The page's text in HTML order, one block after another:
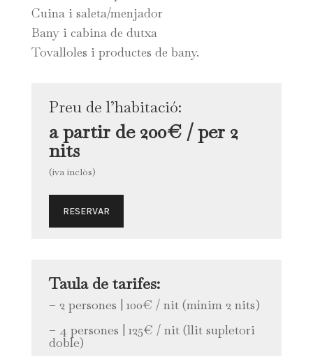
Cuina i saleta/menjador
Bany i cabina de dutxa
Tovalloles i productes de bany.
Preu de l’habitació:
a partir de 200€ / per 2
nits
(iva inclòs)
RESERVAR
Taula de tarifes:
– 2 persones | 100€ / nit (mínim 2 nits)
– 4 persones | 125€ / nit (llit supletori
doble)